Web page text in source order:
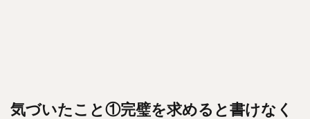
気づいたこと①完璧を求めると書けなく